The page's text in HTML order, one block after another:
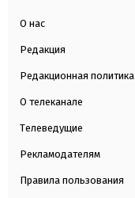
О нас
Редакция
Редакционная политика
О телеканале
Телеведущие
Рекламодателям
Правила пользования